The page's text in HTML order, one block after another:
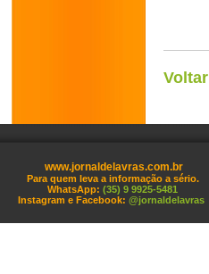
Voltar
www.jornaldelavras.com.br
Para quem leva a informação a sério.
WhatsApp: (35) 9 9925-5481
Instagram e Facebook: @jornaldelavras